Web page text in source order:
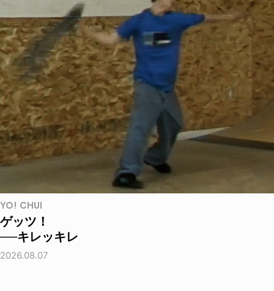
YO! CHUI
ゲッツ！
──キレッキレ
2026.08.07